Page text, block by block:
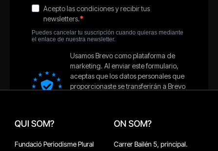
QUI SOM?
Fundació Periodisme Plural
ON SOM?
Carrer Bailén 5, principal.